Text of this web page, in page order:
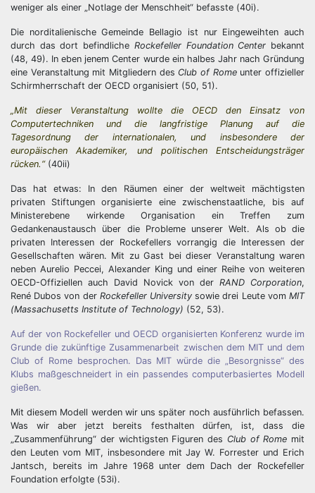
weniger als einer „Notlage der Menschheit“ befasste (40i).
Die norditalienische Gemeinde Bellagio ist nur Eingeweihten auch
durch das dort befindliche Rockefeller Foundation Center bekannt
(48, 49). In eben jenem Center wurde ein halbes Jahr nach Gründung
eine Veranstaltung mit Mitgliedern des Club of Romeunter offizieller
Schirmherrschaft der OECD organisiert (50, 51).
„Mit dieser Veranstaltung wollte die OECD den Einsatz von
Computertechniken und die langfristige Planung auf die
Tagesordnung der internationalen, und insbesondere der
europäischen Akademiker, und politischen Entscheidungsträger
rücken.“(40ii)
Das hat etwas: In den Räumen einer der weltweit mächtigsten
privaten Stiftungen organisierte eine zwischenstaatliche, bis auf
Ministerebene wirkende Organisation ein Treffen zum
Gedankenaustausch über die Probleme unserer Welt. Als ob die
privaten Interessen der Rockefellers vorrangig die Interessen der
Gesellschaften wären. Mit zu Gast bei dieser Veranstaltung waren
neben Aurelio Peccei, Alexander King und einer Reihe von weiteren
OECD-Offiziellen auch David Novick von der RAND Corporation,
René Dubos von der Rockefeller University sowie drei Leute vomMIT
(Massachusetts Institute of Technology) (52, 53).
Auf der von Rockefeller und OECD organisierten Konferenz wurde im
Grunde die zukünftige Zusammenarbeit zwischen dem MIT und dem
Club of Rome besprochen. Das MIT würde die „Besorgnisse“ des
Klubs maßgeschneidert in ein passendes computerbasiertes Modell
gießen.
Mit diesem Modell werden wir uns später noch ausführlich befassen.
Was wir aber jetzt bereits festhalten dürfen, ist, dass die
„Zusammenführung“ der wichtigsten Figuren des Club of Rome mit
den Leuten vom MIT, insbesondere mit Jay W. Forrester und Erich
Jantsch, bereits im Jahre 1968 unter dem Dach der Rockefeller
Foundation erfolgte (53i).